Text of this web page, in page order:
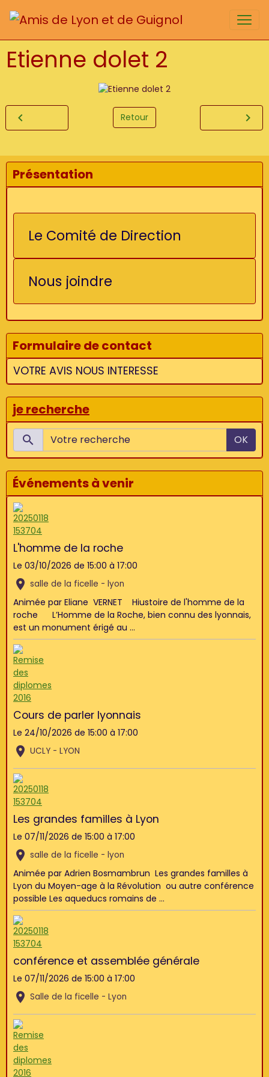
Etienne dolet 2
Retour
Présentation
Le Comité de Direction
Nous joindre
Formulaire de contact
VOTRE AVIS NOUS INTERESSE
je recherche
OK
Événements à venir
L'homme de la roche
Le 03/10/2026 de 15:00 à 17:00
salle de la ficelle - lyon
Animée par Eliane VERNET Hiustoire de l'homme de la
roche L’Homme de la Roche, bien connu des lyonnais,
est un monument érigé au ...
Cours de parler lyonnais
Le 24/10/2026 de 15:00 à 17:00
UCLY - LYON
Les grandes familles à Lyon
Le 07/11/2026 de 15:00 à 17:00
salle de la ficelle - lyon
Animée par Adrien Bosmambrun Les grandes familles à
Lyon du Moyen-age à la Révolution ou autre conférence
possible Les aqueducs romains de ...
conférence et assemblée générale
Le 07/11/2026 de 15:00 à 17:00
Salle de la ficelle - Lyon